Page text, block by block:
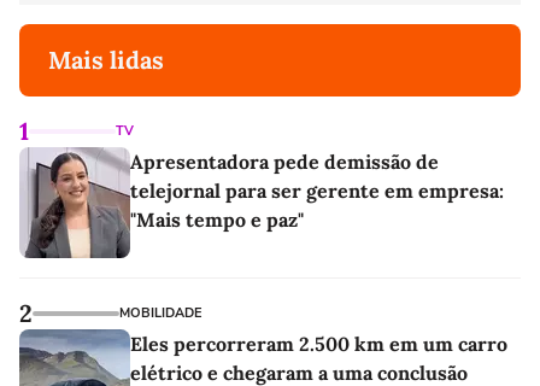
Mais lidas
1 TV
Apresentadora pede demissão de
telejornal para ser gerente em empresa:
"Mais tempo e paz"
2 MOBILIDADE
Eles percorreram 2.500 km em um carro
elétrico e chegaram a uma conclusão